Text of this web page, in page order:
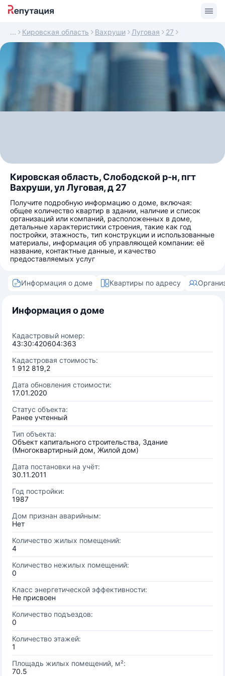
Кировская область Вахруши Луговая 27
Кировская область, Слободской р-н, пгт
Вахруши, ул Луговая, д 27
Получите подробную информацию о доме, включая:
общее количество квартир в здании, наличие и список
организаций или компаний, расположенных в доме,
детальные характеристики строения, такие как год
постройки, этажность, тип конструкции и использованные
материалы, информация об управляющей компании: её
название, контактные данные, и качество
предоставляемых услуг
Информация о доме Квартиры по адресу
Информация о доме
Кадастровый номер:
43:30:420604:363
Кадастровая стоимость:
1 912 819,2
Дата обновления стоимости:
17.01.2020
Статус объекта:
Ранее учтенный
Тип объекта:
Объект капитального строительства, Здание
(Многоквартирный дом, Жилой дом)
Дата постановки на учёт:
30.11.2011
Год постройки:
1987
Дом признан аварийным:
Нет
Количество жилых помещений:
4
Количество нежилых помещений:
0
Класс энергетической эффективности:
Не присвоен
Количество подъездов:
0
Количество этажей:
1
Площадь жилых помещений, м²:
70.5